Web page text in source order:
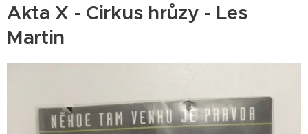
Akta X - Cirkus hrůzy - Les
Martin